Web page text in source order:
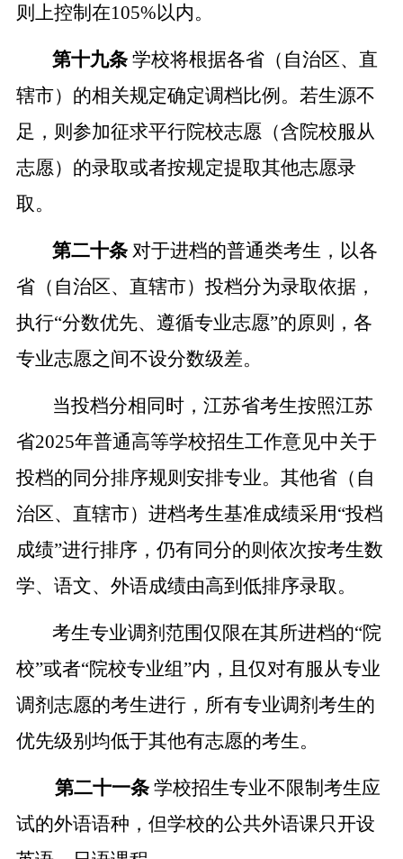
则上控制在105%以内。
第十九条 学校将根据各省（自治区、直
辖市）的相关规定确定调档比例。若生源不
足，则参加征求平行院校志愿（含院校服从
志愿）的录取或者按规定提取其他志愿录
取。
第二十条 对于进档的普通类考生，以各
省（自治区、直辖市）投档分为录取依据，
执行“分数优先、遵循专业志愿”的原则，各
专业志愿之间不设分数级差。
当投档分相同时，江苏省考生按照江苏
省2025年普通高等学校招生工作意见中关于
投档的同分排序规则安排专业。其他省（自
治区、直辖市）进档考生基准成绩采用“投档
成绩”进行排序，仍有同分的则依次按考生数
学、语文、外语成绩由高到低排序录取。
考生专业调剂范围仅限在其所进档的“院
校”或者“院校专业组”内，且仅对有服从专业
调剂志愿的考生进行，所有专业调剂考生的
优先级别均低于其他有志愿的考生。
第二十一条 学校招生专业不限制考生应
试的外语语种，但学校的公共外语课只开设